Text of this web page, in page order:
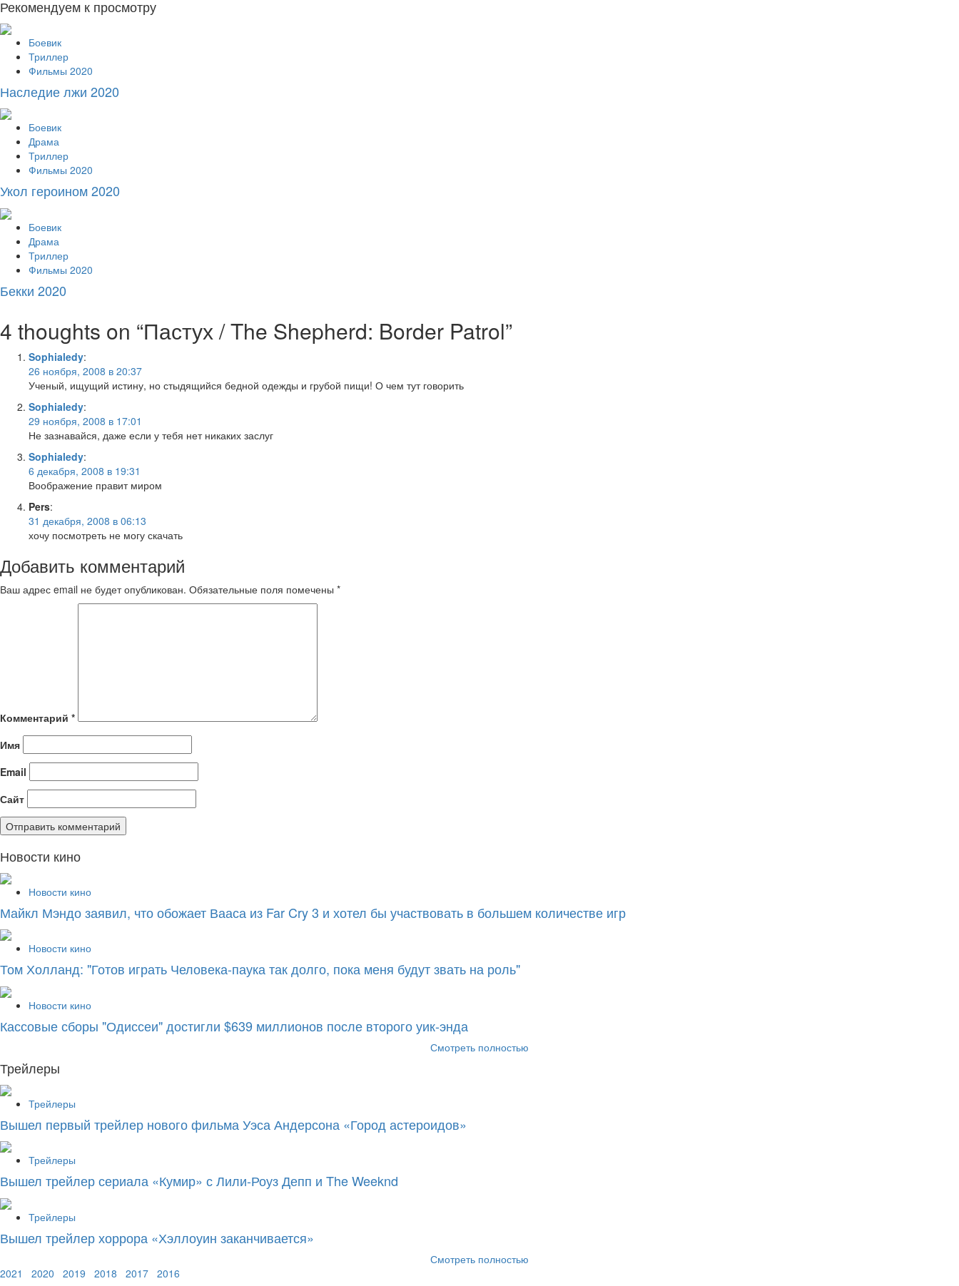
Рекомендуем к просмотру
Боевик
Триллер
Фильмы 2020
Наследие лжи 2020
Боевик
Драма
Триллер
Фильмы 2020
Укол героином 2020
Боевик
Драма
Триллер
Фильмы 2020
Бекки 2020
4 thoughts on “Пастух / The Shepherd: Border Patrol”
Sophialedy:
26 ноября, 2008 в 20:37
Ученый, ищущий истину, но стыдящийся бедной одежды и грубой пищи! О чем тут говорить
Sophialedy:
29 ноября, 2008 в 17:01
Не зазнавайся, даже если у тебя нет никаких заслуг
Sophialedy:
6 декабря, 2008 в 19:31
Воображение правит миром
Pers:
31 декабря, 2008 в 06:13
хочу посмотреть не могу скачать
Добавить комментарий
Ваш адрес email не будет опубликован. Обязательные поля помечены *
Комментарий *
Имя
Email
Сайт
Новости кино
Новости кино
Майкл Мэндо заявил, что обожает Вааса из Far Cry 3 и хотел бы участвовать в большем количестве игр
Новости кино
Том Холланд: "Готов играть Человека-паука так долго, пока меня будут звать на роль"
Новости кино
Кассовые сборы "Одиссеи" достигли $639 миллионов после второго уик-энда
Смотреть полностью
Трейлеры
Трейлеры
Вышел первый трейлер нового фильма Уэса Андерсона «Город астероидов»
Трейлеры
Вышел трейлер сериала «Кумир» с Лили-Роуз Депп и The Weeknd
Трейлеры
Вышел трейлер хоррора «Хэллоуин заканчивается»
Смотреть полностью
2021
2020 2019 2018 2017 2016